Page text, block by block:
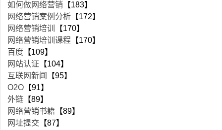
如何做网络营销 【183】
网络营销案例分析 【172】
网络营销培训
【170】
网络营销培训课程 【170】
百度 【109】
网站认证 【104】
互联网新闻
【95】
O2O 【91】
外链 【89】
网络营销书籍 【89】
网址提交 【87】